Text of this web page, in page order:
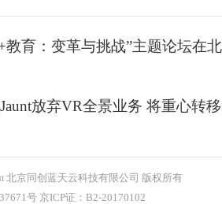
教育：变革与挑战”主题论坛在北
放弃VR全景业务 将重心转移
北京同创蓝天云科技有限公司 版权所有
号 京ICP证：B2-20170102